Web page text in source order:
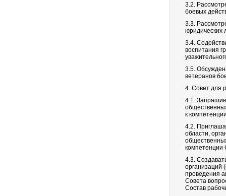
3.2.
боевых
3.3.
юридических
3.4.
воспитания
3.5.
ветеранов
4. Совет для
4.1.
к
4.2.
области,
компетенции
4.3.
организаций
проведения
Совета
Состав